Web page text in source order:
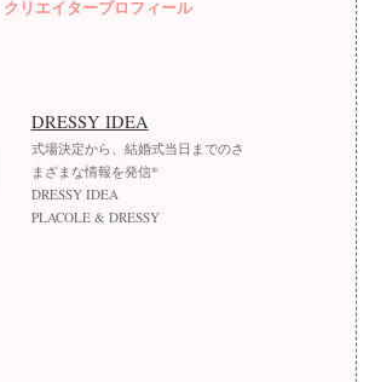
クリエイタープロフィール
DRESSY IDEA
式場決定から、結婚式当日までのさ
まざまな情報を発信*
DRESSY IDEA
PLACOLE & DRESSY